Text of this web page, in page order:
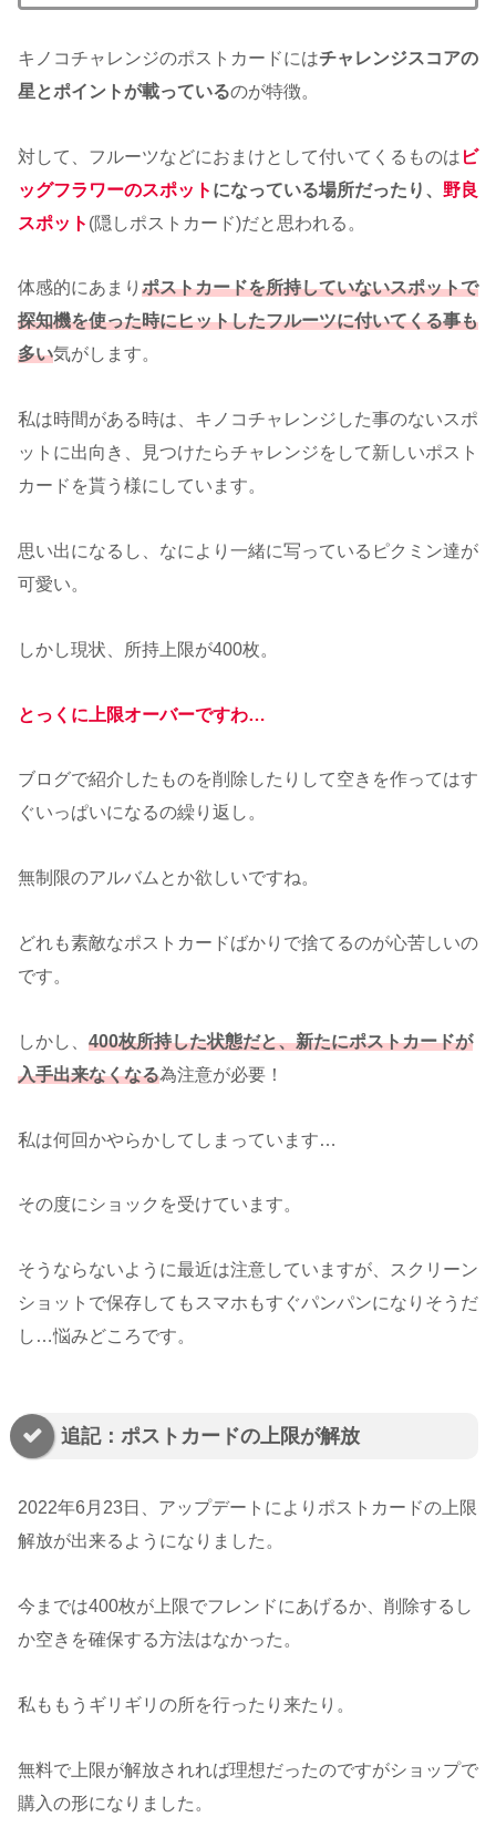
キノコチャレンジのポストカードにはチャレンジスコアの
星とポイントが載っているのが特徴。
対して、フルーツなどにおまけとして付いてくるものは ビ
ッグフラワーのスポット になっている場所だったり、 野良
スポット (隠しポストカード)だと思われる。
体感的にあまり ポストカードを所持していないスポットで
探知機を使った時にヒットしたフルーツに付いてくる事も
多い気がします。
私は時間がある時は、キノコチャレンジした事のないスポ
ットに出向き、見つけたらチャレンジをして新しいポスト
カードを貰う様にしています。
思い出になるし、なにより一緒に写っているピクミン達が
可愛い。
しかし現状、所持上限が400枚。
とっくに上限オーバーですわ…
ブログで紹介したものを削除したりして空きを作ってはす
ぐいっぱいになるの繰り返し。
無制限のアルバムとか欲しいですね。
どれも素敵なポストカードばかりで捨てるのが心苦しいの
です。
しかし、 400枚所持した状態だと、新たにポストカードが
入手出来なくなる為注意が必要！
私は何回かやらかしてしまっています…
その度にショックを受けています。
そうならないように最近は注意していますが、スクリーン
ショットで保存してもスマホもすぐパンパンになりそうだ
し…悩みどころです。
追記：ポストカードの上限が解放
2022年6月23日、アップデートによりポストカードの上限
解放が出来るようになりました。
今までは400枚が上限でフレンドにあげるか、削除するし
か空きを確保する方法はなかった。
私ももうギリギリの所を行ったり来たり。
無料で上限が解放されれば理想だったのですがショップで
購入の形になりました。